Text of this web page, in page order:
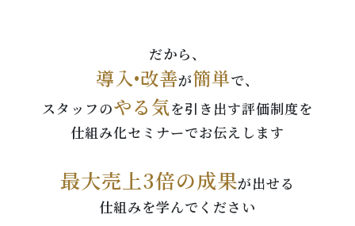
だから、
導入•改善が簡単で、
スタッフのやる気を引き出す評価制度を
仕組み化セミナーでお伝えします
最大売上3倍の成果が出せる
仕組みを学んでください